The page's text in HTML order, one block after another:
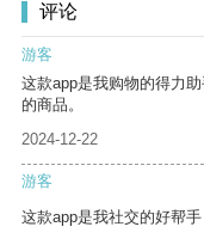
评论
游客
这款app是我购物的得力
的商品。
2024-12-22
游客
这款app是我社交的好帮